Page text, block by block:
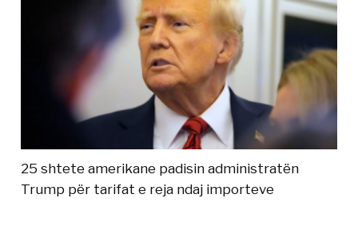
25 shtete amerikane padisin administratën
Trump për tarifat e reja ndaj importeve